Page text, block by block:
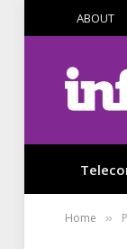
ABOUT
Home »